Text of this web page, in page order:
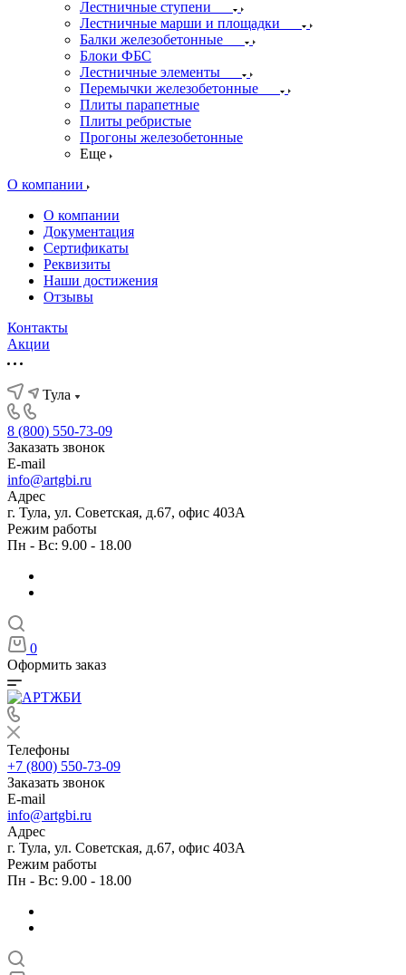
Лестничные ступени
Лестничные марши и площадки
Балки железобетонные
Блоки ФБС
Лестничные элементы
Перемычки железобетонные
Плиты парапетные
Плиты ребристые
Прогоны железобетонные
Еще
О компании
О компании
Документация
Сертификаты
Реквизиты
Наши достижения
Отзывы
Контакты
Акции
Тула
8 (800) 550-73-09
Заказать звонок
E-mail
info@artgbi.ru
Адрес
г. Тула, ул. Советская, д.67, офис 403А
Режим работы
Пн - Вс: 9.00 - 18.00
0
Оформить заказ
Телефоны
+7 (800) 550-73-09
Заказать звонок
E-mail
info@artgbi.ru
Адрес
г. Тула, ул. Советская, д.67, офис 403А
Режим работы
Пн - Вс: 9.00 - 18.00